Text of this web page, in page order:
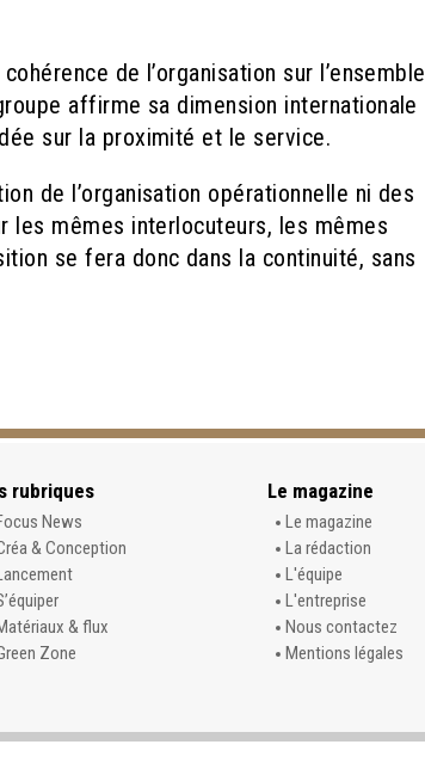
de l’organisation sur l’ensemble
affirme sa dimension internationale
sur la proximité et le service.
de l’organisation opérationnelle ni des
les mêmes interlocuteurs, les mêmes
se fera donc dans la continuité, sans
rubriques
News
& Conception
& flux
Zone
Le magazine
Le magazine
La rédaction
L'équipe
L'entreprise
Nous contactez
Mentions légales